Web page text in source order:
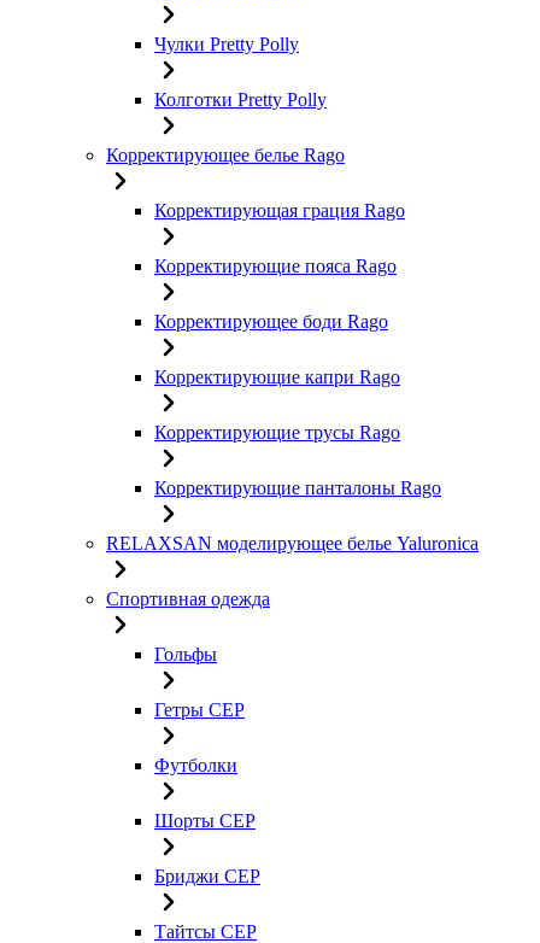
Чулки Pretty Polly
Колготки Pretty Polly
Корректирующее белье Rago
Корректирующая грация Rago
Корректирующие пояса Rago
Корректирующее боди Rago
Корректирующие капри Rago
Корректирующие трусы Rago
Корректирующие панталоны Rago
RELAXSAN моделирующее белье Yaluroniсa
Спортивная одежда
Гольфы
Гетры CEP
Футболки
Шорты CEP
Бриджи CEP
Тайтсы CEP